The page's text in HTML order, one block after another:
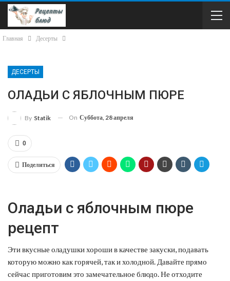
Главная Десерты
ДЕСЕРТЫ
ОЛАДЬИ С ЯБЛОЧНЫМ ПЮРЕ
By Statik On Суббота, 28 апреля
0
Поделиться
Оладьи с яблочным пюре
рецепт
Эти вкусные оладушки хороши в качестве закуски, подавать
которую можно как горячей, так и холодной. Давайте прямо
сейчас приготовим это замечательное блюдо. Не отходите